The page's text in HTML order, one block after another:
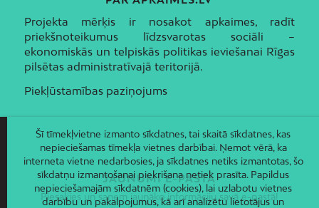
Projekta mērķis ir nosakot apkaimes, radīt
priekšnoteikumus līdzsvarotas sociāli –
ekonomiskās un telpiskās politikas ieviešanai Rīgas
pilsētas administratīvajā teritorijā.
Piekļūstamības paziņojums
JAUNUMI E-PASTĀ
Piesakies un saņem jaunāko informāciju savā e-pastā!
Šī tīmekļvietne izmanto sīkdatnes, tai skaitā sīkdatnes, kas
nepieciešamas tīmekļa vietnes darbībai. Ņemot vērā, ka
interneta vietne nedarbosies, ja sīkdatnes netiks izmantotas, šo
sīkdatņu izmantošanai piekrišana netiek prasīta. Papildus
nepieciešamajām sīkdatnēm (cookies), lai uzlabotu vietnes
darbību un pakalpojumus, kā arī analizētu lietotājus un